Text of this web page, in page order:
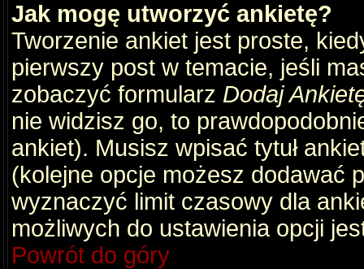
Jak mogę utworzyć ankietę?
Tworzenie ankiet jest proste,
pierwszy post w temacie, jeśli
zobaczyć formularz Dodaj
nie widzisz go, to
ankiet). Musisz wpisać tytuł
(kolejne opcje możesz dodawać
wyznaczyć limit czasowy dla
możliwych do ustawienia opcji
Powrót do góry